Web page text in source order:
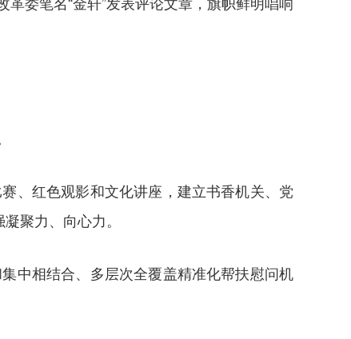
、红色观影和文化讲座，建立书香机关、党
聚力、向心力。
中相结合、多层次全覆盖精准化帮扶慰问机